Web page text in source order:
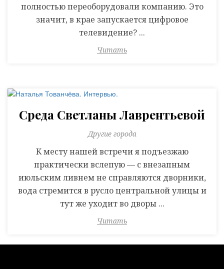
полностью переоборудовали компанию. Это
значит, в крае запускается цифровое
телевидение? ...
Читать
Среда Светланы Лаврентьевой
Другие города
К месту нашей встречи я подъезжаю
практически вслепую — с внезапным
июльским ливнем не справляются дворники,
вода стремится в русло центральной улицы и
тут же уходит во дворы ...
Читать